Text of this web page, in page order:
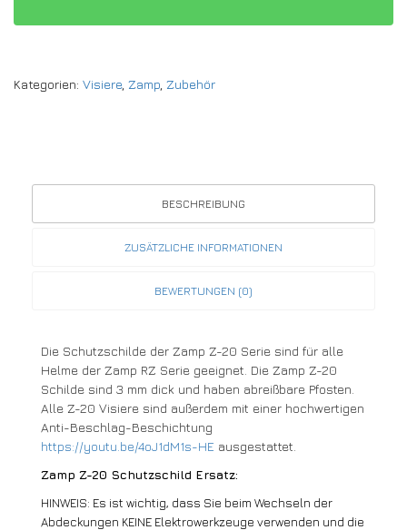
Kategorien: Visiere, Zamp Zubehör
BESCHREIBUNG
ZUSÄTZLICHE INFORMATIONEN
BEWERTUNGEN (0)
Die Schutzschilde der Zamp Z-20 Serie sind für alle
Helme der Zamp RZ Serie geeignet. Die Zamp Z-20
Schilde sind 3 mm dick und haben abreißbare Pfosten.
Alle Z-20 Visiere sind außerdem mit einer hochwertigen
Anti-Beschlag-Beschichtung
https://youtu.be/4oJ1dM1s-HE ausgestattet.
Zamp Z-20 Schutzschild Ersatz:
HINWEIS: Es ist wichtig, dass Sie beim Wechseln der
Abdeckungen KEINE Elektrowerkzeuge verwenden und die